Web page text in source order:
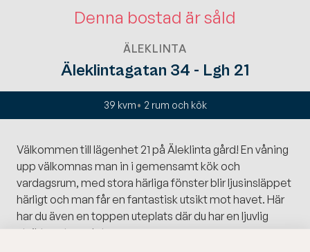
Denna bostad är såld
Äleklintagatan 34 - Lgh 21
ÄLEKLINTA
39 kvm 2 rum och kök
Välkommen till lägenhet 21 på Äleklinta gård! En våning
upp välkomnas man in i gemensamt kök och
vardagsrum, med stora härliga fönster blir ljusinsläppet
härligt och man får en fantastisk utsikt mot havet. Här
har du även en toppen uteplats där du har en ljuvlig
utsikt mot sundet.